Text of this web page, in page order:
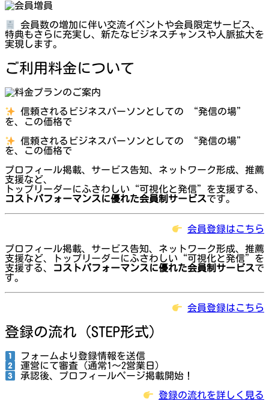
会員数の増加に伴い交流イベントや会員限定サービス、
特典もさらに充実し、新たなビジネスチャンスや人脈拡大を
実現します。
ご利用料金について
信頼されるビジネスパーソンとしての “発信の場”
を、この価格で
信頼されるビジネスパーソンとしての “発信の場”
を、この価格で
プロフィール掲載、サービス告知、ネットワーク形成、推薦
支援など、
トップリーダーにふさわしい“可視化と発信”を支援する、
コストパフォーマンスに優れた会員制サービスです。
会員登録はこちら
プロフィール掲載、サービス告知、ネットワーク形成、推薦
支援など、トップリーダーにふさわしい“可視化と発信”を
支援する、
コストパフォーマンスに優れた会員制サービスで
す。
会員登録はこちら
登録の流れ（STEP形式）
フォームより登録情報を送信
運営にて審査（通常1〜2営業日）
承認後、プロフィールページ掲載開始！
登録の流れを詳しく見る